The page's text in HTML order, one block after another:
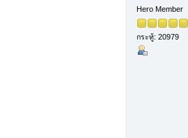
Hero Member
กระทู้: 20979